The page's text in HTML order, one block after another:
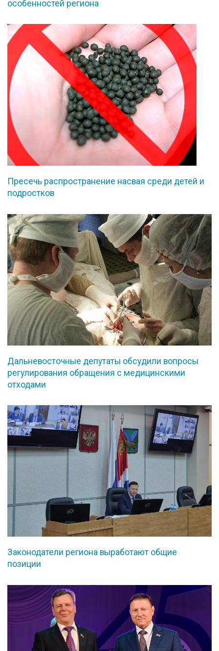
особенностей региона
Пресечь распространение насвая среди детей и
подростков
Дальневосточные депутаты обсудили вопросы
регулирования обращения с медицинскими
отходами
Законодатели региона выработают общие
позиции